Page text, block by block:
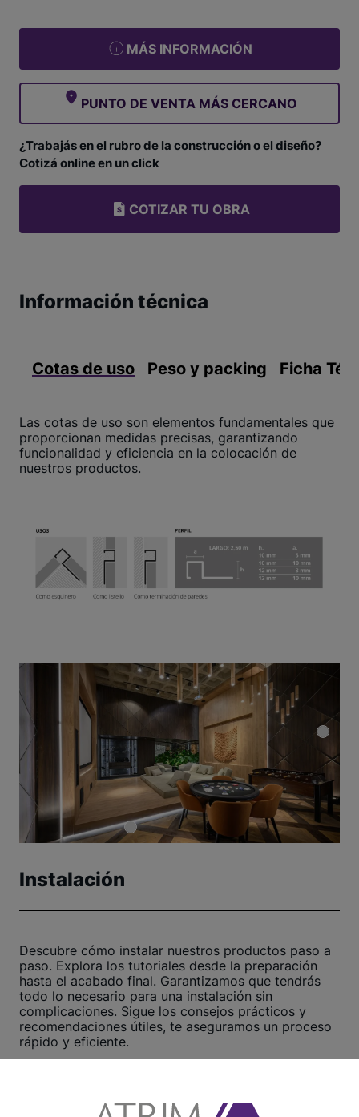
MÁS INFORMACIÓN
PUNTO DE VENTA MÁS CERCANO
¿Trabajás en el rubro de la construcción o el diseño?
Cotizá online en un click
COTIZAR TU OBRA
Información técnica
Cotas de uso Peso y packing Ficha
Las cotas de uso son elementos fundamentales que
proporcionan medidas precisas, garantizando
funcionalidad y eficiencia en la colocación de
nuestros productos.
Instalación
Descubre cómo instalar nuestros productos paso a
paso. Explora los tutoriales desde la preparación
hasta el acabado final. Garantizamos que tendrás
todo lo necesario para una instalación sin
complicaciones. Sigue los consejos prácticos y
recomendaciones útiles, te aseguramos un proceso
rápido y eficiente.
Ver otros tutoriales